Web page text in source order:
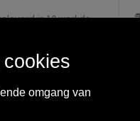
in 10 werkdag(en)
omgang van